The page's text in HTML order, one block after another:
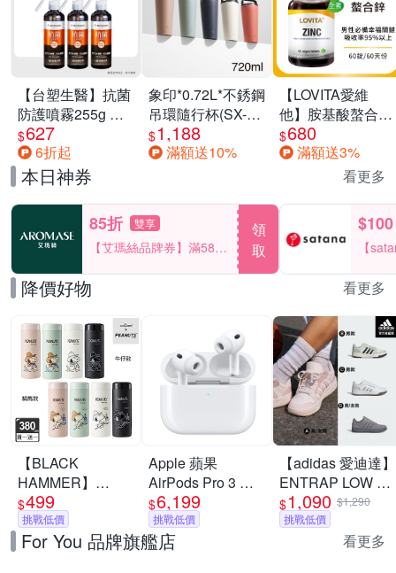
【台塑生醫】抗菌
防護噴霧255g 三
入組
$627
6折起
象印*0.72L*不銹鋼
吊環隨行杯(SX-
LA72H)
$1,188
滿額送10%
【LOVITA愛維
他】胺基酸螯合鋅
x2瓶30mg素食錠
(鋅錠)
$680
滿額送3%
本日神券 看更多
85折 雙享
【艾瑪絲品牌券】滿580
享85折！
領
取
$100
【
一件
降價好物 看更多
【BLACK
HAMMER】
Snoopy316不鏽鋼
迷你保溫口袋杯
380ml(附茶隔/8款
$499
挑戰低價
Apple 蘋果
AirPods Pro 3 主
動式降噪 藍芽耳機
原廠保固 公司貨
$6,199
挑戰低價
【adidas 愛迪達】
ENTRAP LOW 運
動休閒鞋 籃球鞋
復古 男鞋/女鞋 (多
$1,090 $1,290
挑戰低價
For You 品牌旗艦店 看更多